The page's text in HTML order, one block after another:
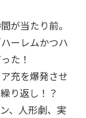
が当たり前。
ーレムかつハ
た！
充を爆発させ
り返し！？
、人形劇、実